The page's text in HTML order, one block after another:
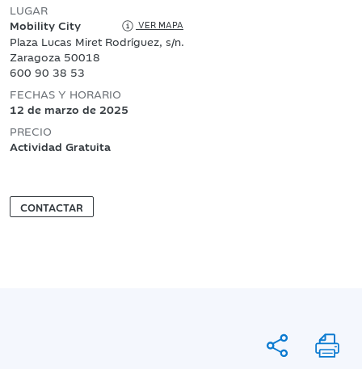
LUGAR
Mobility City
VER MAPA
Plaza Lucas Miret Rodríguez, s/n.
Zaragoza 50018
600 90 38 53
FECHAS Y HORARIO
12 de marzo de 2025
PRECIO
Actividad Gratuita
CONTACTAR